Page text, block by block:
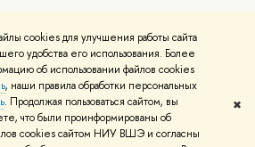
cookies для улучшения работы сайта
удобства его использования. Более
об использовании файлов cookies
, наши правила обработки персональных
. Продолжая пользоваться сайтом, вы
что были проинформированы об
cookies сайтом НИУ ВШЭ и согласны
✖
наук
экономики и финансов
и математики им. А.Н.
Адреса и контакты Условия использования